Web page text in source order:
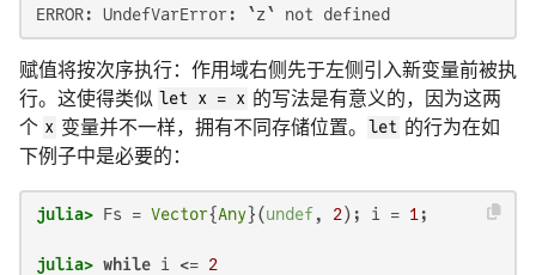
ERROR: UndefVarError: `z` not defined
赋值将按次序执行：作用域右侧先于左侧引入新变量前被执
行。这使得类似 let x = x 的写法是有意义的，因为这两
个 x 变量并不一样，拥有不同存储位置。 let 的行为在如
下例子中是必要的：
julia> Fs = Vector{Any}(undef, 2); i = 1
julia> while i <= 2